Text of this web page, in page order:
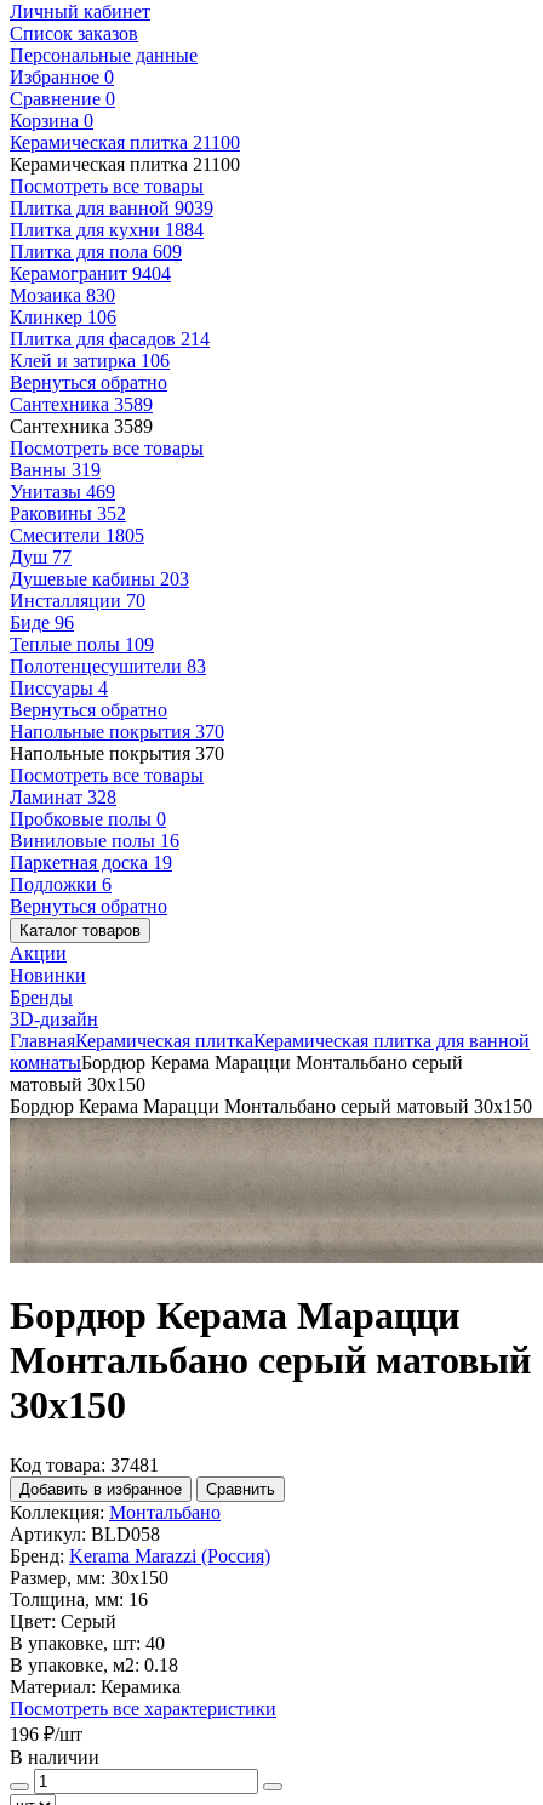
Личный кабинет
Список заказов
Персональные данные
Избранное 0
Сравнение 0
Корзина 0
Керамическая плитка 21100
Керамическая плитка 21100
Посмотреть все товары
Плитка для ванной 9039
Плитка для кухни 1884
Плитка для пола 609
Керамогранит 9404
Мозаика 830
Клинкер 106
Плитка для фасадов 214
Клей и затирка 106
Вернуться обратно
Сантехника 3589
Сантехника 3589
Посмотреть все товары
Ванны 319
Унитазы 469
Раковины 352
Смесители 1805
Душ 77
Душевые кабины 203
Инсталляции 70
Биде 96
Теплые полы 109
Полотенцесушители 83
Писсуары 4
Вернуться обратно
Напольные покрытия 370
Напольные покрытия 370
Посмотреть все товары
Ламинат 328
Пробковые полы 0
Виниловые полы 16
Паркетная доска 19
Подложки 6
Вернуться обратно
Каталог товаров
Акции
Новинки
Бренды
3D-дизайн
ГлавнаяКерамическая плиткаКерамическая плитка для ванной
комнатыБордюр Керама Марацци Монтальбано серый
матовый 30x150
Бордюр Керама Марацци Монтальбано серый матовый 30x150
Бордюр Керама Марацци
Монтальбано серый матовый
30x150
Код товара: 37481
Добавить в избранное Сравнить
Коллекция: Монтальбано
Артикул: BLD058
Бренд: Kerama Marazzi (Россия)
Размер, мм: 30x150
Толщина, мм: 16
Цвет: Серый
В упаковке, шт: 40
В упаковке, м2: 0.18
Материал: Керамика
Посмотреть все характеристики
196 ₽/шт
В наличии